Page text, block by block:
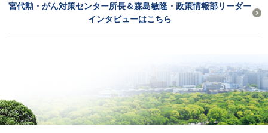
宮代勲・がん対策センター所長＆森島敏隆・政策情報部リーダー
インタビューはこちら